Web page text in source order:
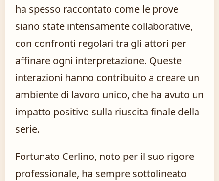
ha spesso raccontato come le prove
siano state intensamente collaborative,
con confronti regolari tra gli attori per
affinare ogni interpretazione. Queste
interazioni hanno contribuito a creare un
ambiente di lavoro unico, che ha avuto un
impatto positivo sulla riuscita finale della
serie.
Fortunato Cerlino, noto per il suo rigore
professionale, ha sempre sottolineato